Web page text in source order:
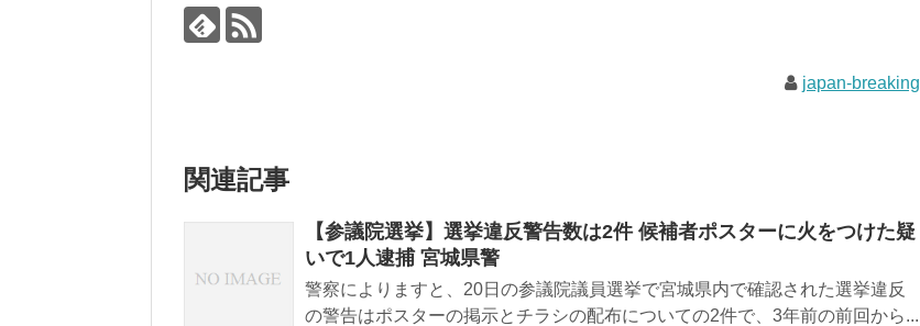
japan-breaking
関連記事
【参議院選挙】選挙違反警告数は2件 候補者ポスターに火をつけた疑
いで1人逮捕 宮城県警
警察によりますと、20日の参議院議員選挙で宮城県内で確認された選挙違反
の警告はポスターの掲示とチラシの配布についての2件で、3年前の前回から...